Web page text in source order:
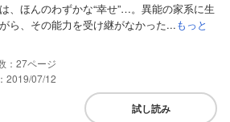
、ほんのわずかな“幸せ”…。異能の家系に生
ら、その能力を受け継がなかった...もっと
27
2019/07/12
試し読み